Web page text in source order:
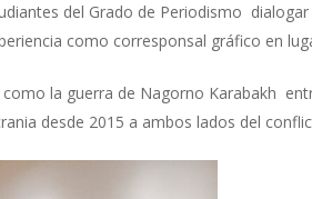
del Grado de Periodismo
como corresponsal gráfico en
la guerra de Nagorno Karabakh
desde 2015 a ambos lados del